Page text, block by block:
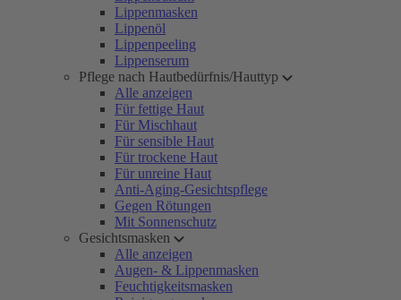
Lippenmasken
Lippenöl
Lippenpeeling
Lippenserum
Pflege nach Hautbedürfnis/Hauttyp
Alle anzeigen
Für fettige Haut
Für Mischhaut
Für sensible Haut
Für trockene Haut
Für unreine Haut
Anti-Aging-Gesichtspflege
Gegen Rötungen
Mit Sonnenschutz
Gesichtsmasken
Alle anzeigen
Augen- & Lippenmasken
Feuchtigkeitsmasken